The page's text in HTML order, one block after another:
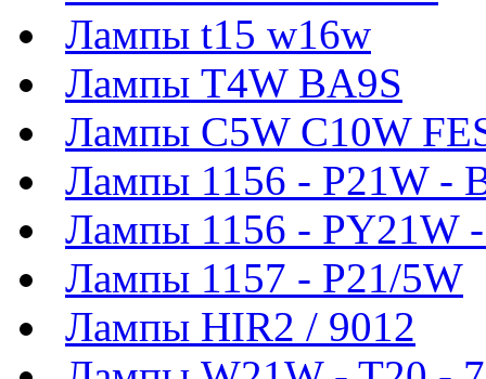
Лампы t15 w16w
Лампы T4W BA9S
Лампы C5W C10W
Лампы 1156 - P21W -
Лампы 1156 - PY21W
Лампы 1157 - P21/5W
Лампы HIR2 / 9012